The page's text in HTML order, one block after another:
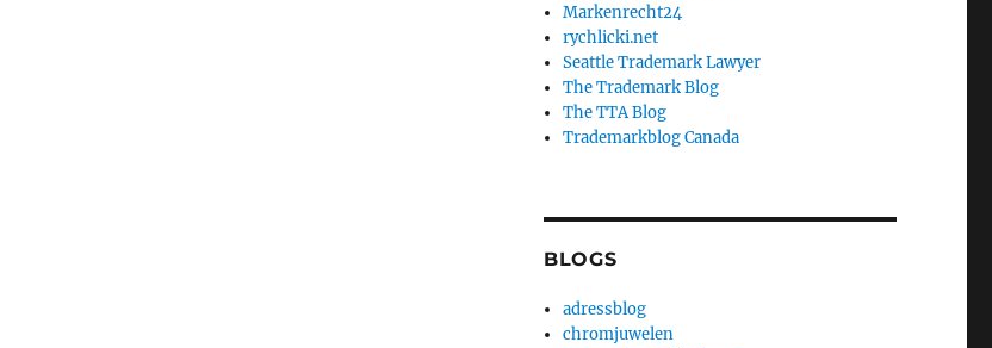
Markenrecht24
rychlicki.net
Seattle Trademark Lawyer
The Trademark Blog
The TTA Blog
Trademarkblog Canada
BLOGS
adressblog
chromjuwelen